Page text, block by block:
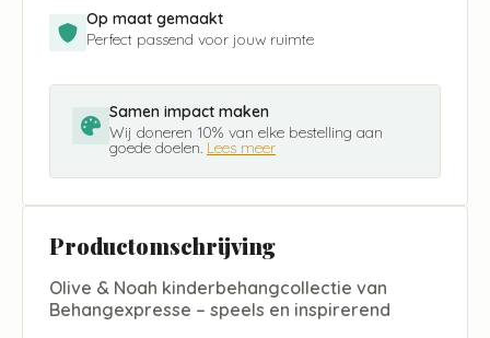
Op maat gemaakt
Perfect passend voor jouw ruimte
Samen impact maken
Wij doneren 10% van elke bestelling aan
goede doelen. Lees meer
Productomschrijving
Olive & Noah kinderbehangcollectie van
Behangexpresse – speels en inspirerend